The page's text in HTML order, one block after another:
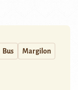
Bus Margilon